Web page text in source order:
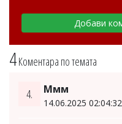
4Коментара по темата
4. Ммм
14.06.2025 02:04:32